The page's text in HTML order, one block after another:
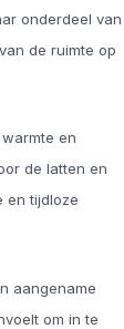
onderdeel van
de ruimte op
en
de latten en
en tijdloze
aangename
om in te